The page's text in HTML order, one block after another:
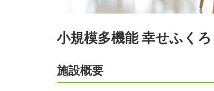
小規模多機能 幸せふく
施設概要